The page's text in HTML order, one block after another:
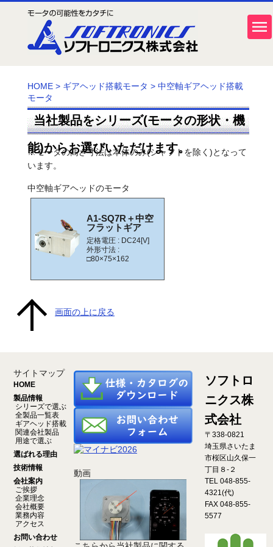
HOME> ギアヘッド搭載モータ > 中空軸ギアヘッド搭載
モータ
当社製品をシリーズ(モータの形状・機
能)からお選びいただけます。
※モータの高さ寸法は本体のみ(シャフトを除く)となって
います。
中空軸ギアヘッドのモータ
A1-SQ7R＋中空
フラットギア
定格電圧 : DC24[V]
外形寸法 :
□80×75×162
画面の上に戻る
サイトマップ
HOME
製品情報
シリーズで選ぶ
全製品一覧表
ギアヘッド搭載
関連会社製品
用途で選ぶ
選ばれる理由
技術情報
会社案内
ご挨拶
企業理念
会社概要
業務内容
アクセス
お問い合わせ
動画
ソフトロ
ニクス株
式会社
〒338-0821
埼玉県さいたま
市桜区山久保一
丁目８-２
TEL 048-855-
4321(代)
FAX 048-855-
5577